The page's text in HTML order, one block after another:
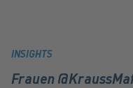
INSIGHTS
Frauen